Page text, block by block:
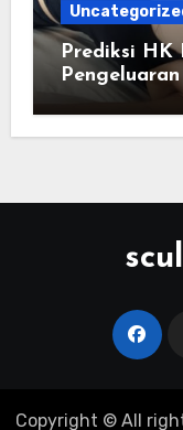
Prediksi HK
HK Pools
Copyright © All